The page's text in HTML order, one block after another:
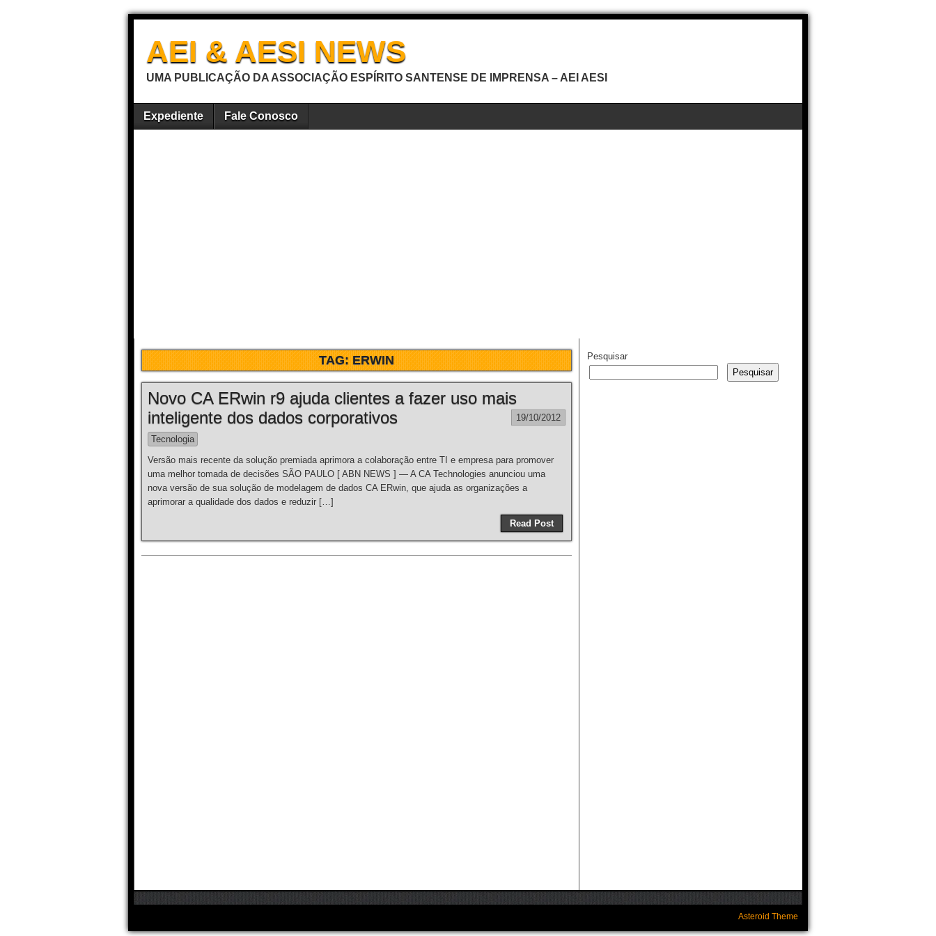
AEI & AESI NEWS
UMA PUBLICAÇÃO DA ASSOCIAÇÃO ESPÍRITO SANTENSE DE IMPRENSA – AEI AESI
Expediente Fale Conosco
TAG:ERWIN
Novo CA ERwin r9 ajuda clientes a fazer uso mais
inteligente dos dados corporativos
19/10/2012
Tecnologia
Versão mais recente da solução premiada aprimora a colaboração entre TI e empresa para promover
uma melhor tomada de decisões SÃO PAULO [ ABN NEWS ] — A CA Technologies anunciou uma
nova versão de sua solução de modelagem de dados CA ERwin, que ajuda as organizações a
aprimorar a qualidade dos dados e reduzir […]
Read Post
Pesquisar
Pesquisar
Asteroid Theme